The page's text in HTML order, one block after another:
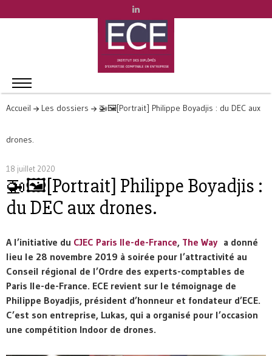
Accueil Les dossiers 🚁🖼[Portrait] Philippe Boyadjis : du DEC aux
drones.
18 juillet 2020
🚁🖼[Portrait] Philippe Boyadjis :
du DEC aux drones.
A l’initiative du CJEC Paris Ile-de-France, The Way a donné
lieu le 28 novembre 2019 à soirée pour l’attractivité au
Conseil régional de l’Ordre des experts-comptables de
Paris Ile-de-France. ECE revient sur le témoignage de
Philippe Boyadjis, président d’honneur et fondateur d’ECE.
C’est son entreprise, Lukas, qui a organisé pour l’occasion
une compétition Indoor de drones.